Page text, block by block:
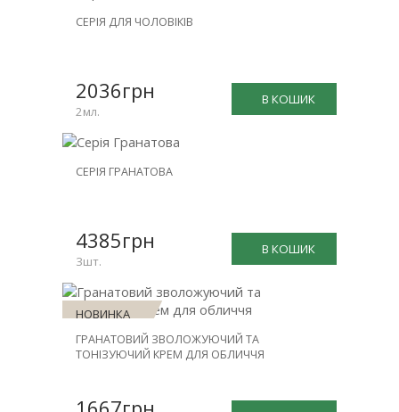
НОВИНКА
-15%
СЕРІЯ ДЛЯ ЧОЛОВІКІВ
В КОШИК
2036грн
2мл.
НОВИНКА
-20%
СЕРІЯ ГРАНАТОВА
В КОШИК
4385грн
3шт.
НОВИНКА
ГРАНАТОВИЙ ЗВОЛОЖУЮЧИЙ ТА
ТОНІЗУЮЧИЙ КРЕМ ДЛЯ ОБЛИЧЧЯ